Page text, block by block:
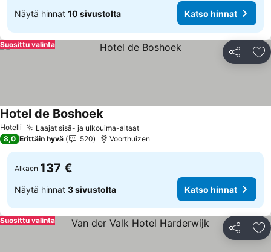
Näytä hinnat 10 sivustolta Katso hinnat
Jaa
Suosittu valinta
Hotelli Laajat sisä- ja ulkouima-altaatKatso hinnat
Hotel de BoshoekKatso hinnat
8,0 Erittäin hyvä 520 Voorthuizen
Alkaen 137 €
Näytä hinnat 3 sivustolta Katso hinnat
Jaa
Suosittu valinta